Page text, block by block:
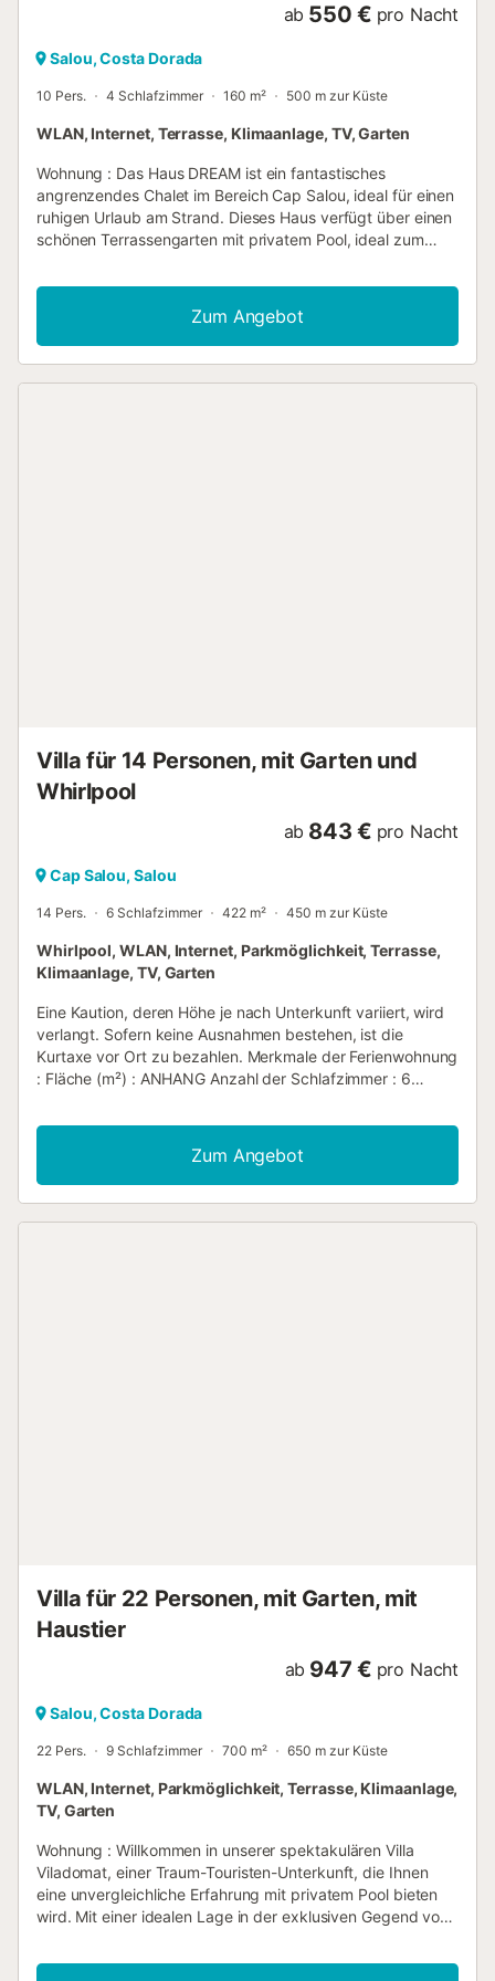
ab 550 € pro Nacht
Salou, Costa Dorada
10 Pers. 4 Schlafzimmer 160 m² 500 m zur Küste
WLAN, Internet, Terrasse, Klimaanlage, TV, Garten
Wohnung : Das Haus DREAM ist ein fantastisches
angrenzendes Chalet im Bereich Cap Salou, ideal für einen
ruhigen Urlaub am Strand. Dieses Haus verfügt über einen
schönen Terrassengarten mit privatem Pool, ideal zum
Nicht verfügbar vom 1. November bis 30. April. Prüfen Sie
die Verfügbarkeit. Das Haus ist auf zwei Etagen verteilt
und verfügt über vier Schlafzimmer, zwei Badezimmer und
eine geräumige Toilette. Das Hauptschlafzimmer mit einem
ausdrücklich in der Beschreibung...
Zum Angebot
Villa für 14 Personen, mit Garten und
Whirlpool
ab 843 € pro Nacht
Cap Salou, Salou
14 Pers. 6 Schlafzimmer 422 m² 450 m zur Küste
Whirlpool, WLAN, Internet, Parkmöglichkeit, Terrasse,
Klimaanlage, TV, Garten
Eine Kaution, deren Höhe je nach Unterkunft variiert, wird
verlangt. Sofern keine Ausnahmen bestehen, ist die
Kurtaxe vor Ort zu bezahlen. Merkmale der Ferienwohnung
: Fläche (m²) : ANHANG Anzahl der Schlafzimmer : 6
Gefrierschrank Waschmaschine Mikrowelle Fernseher
Terrasse Garten Haustiere erlaubt Grill Backofen Kamin
Spülmaschine Wäschetrockner Privater Swimmingpool
Internet Zugang Whirlpool Parkplatz WLAN Kühlschrank
Zum Angebot
Villa für 22 Personen, mit Garten, mit
Haustier
ab 947 € pro Nacht
Salou, Costa Dorada
22 Pers. 9 Schlafzimmer 700 m² 650 m zur Küste
WLAN, Internet, Parkmöglichkeit, Terrasse, Klimaanlage,
TV, Garten
Wohnung : Willkommen in unserer spektakulären Villa
Viladomat, einer Traum-Touristen-Unterkunft, die Ihnen
eine unvergleichliche Erfahrung mit privatem Pool bieten
wird. Mit einer idealen Lage in der exklusiven Gegend von
perfekten Urlaub. Die Unterkunft erstreckt sich über 700